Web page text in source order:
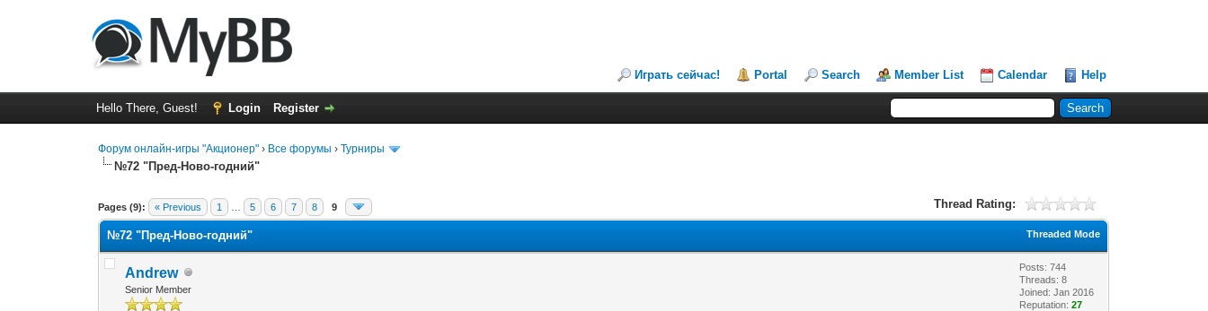
Играть сейчас! Portal Search Member List Calendar Help
Hello There, Guest! Login Register
Форум онлайн-игры "Акционер" › Все форумы ›Турниры
№72 "Пред-Ново-годний"
Pages (9): « Previous 1 5 6 7 8 9 Thread Rating:
0 Vote(s) - 0 Average
1
2
3
4
5
Threaded Mode
№72 "Пред-Ново-годний"
Andrew
Senior Member
Posts: 744
Threads: 8
Joined: Jan 2016
Reputation:27